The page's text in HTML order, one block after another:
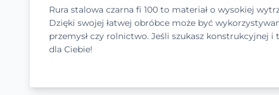
Rura stalowa czarna fi 100 to materiał o wysokiej
Dzięki swojej łatwej obróbce może być
przemysł czy rolnictwo. Jeśli szukasz konstrukcyjnej i
dla Ciebie!